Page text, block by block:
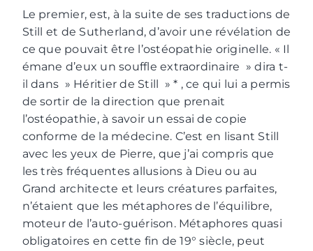
Le premier, est, à la suite de ses traductions de
Still et de Sutherland, d’avoir une révélation de
ce que pouvait être l’ostéopathie originelle. « Il
émane d’eux un souffle extraordinaire » dira t-
il dans » Héritier de Still » * , ce qui lui a permis
de sortir de la direction que prenait
l’ostéopathie, à savoir un essai de copie
conforme de la médecine. C’est en lisant Still
avec les yeux de Pierre, que j’ai compris que
les très fréquentes allusions à Dieu ou au
Grand architecte et leurs créatures parfaites,
n’étaient que les métaphores de l’équilibre,
moteur de l’auto-guérison. Métaphores quasi
obligatoires en cette fin de 19° siècle, peut